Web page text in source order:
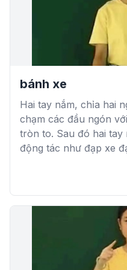
bánh xe
Hai tay nắm, chỉa hai
chạm các đầu ngón
tròn to. Sau đó hai
động tác như đạp xe